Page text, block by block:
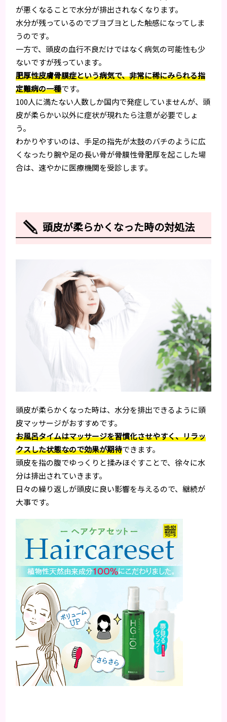
が悪くなることで水分が排出されなくなります。
水分が残っているのでブヨブヨとした触感になってしま
うのです。
一方で、頭皮の血行不良だけではなく病気の可能性も少
ないですが残っています。
肥厚性皮膚骨膜症という病気で、非常に稀にみられる指
定難病の一種です。
100人に満たない人数しか国内で発症していませんが、頭
皮が柔らかい以外に症状が現れたら注意が必要でしょ
う。
わかりやすいのは、手足の指先が太鼓のバチのように広
くなったり腕や足の長い骨が骨膜性骨肥厚を起こした場
合は、速やかに医療機関を受診します。
頭皮が柔らかくなった時の対処法
頭皮が柔らかくなった時は、水分を排出できるように頭
皮マッサージがおすすめです。
お風呂タイムはマッサージを習慣化させやすく、リラッ
クスした状態なので効果が期待できます。
頭皮を指の腹でゆっくりと揉みほぐすことで、徐々に水
分は排出されていきます。
日々の繰り返しが頭皮に良い影響を与えるので、継続が
大事です。